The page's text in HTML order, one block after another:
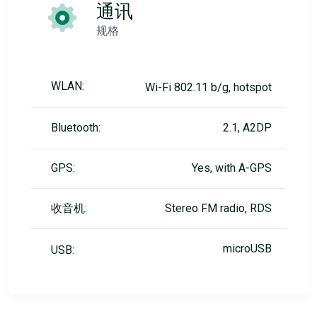
通讯
规格
WLAN: Wi-Fi 802.11 b/g, hotspot
Bluetooth: 2.1, A2DP
GPS: Yes, with A-GPS
收音机: Stereo FM radio, RDS
USB: microUSB